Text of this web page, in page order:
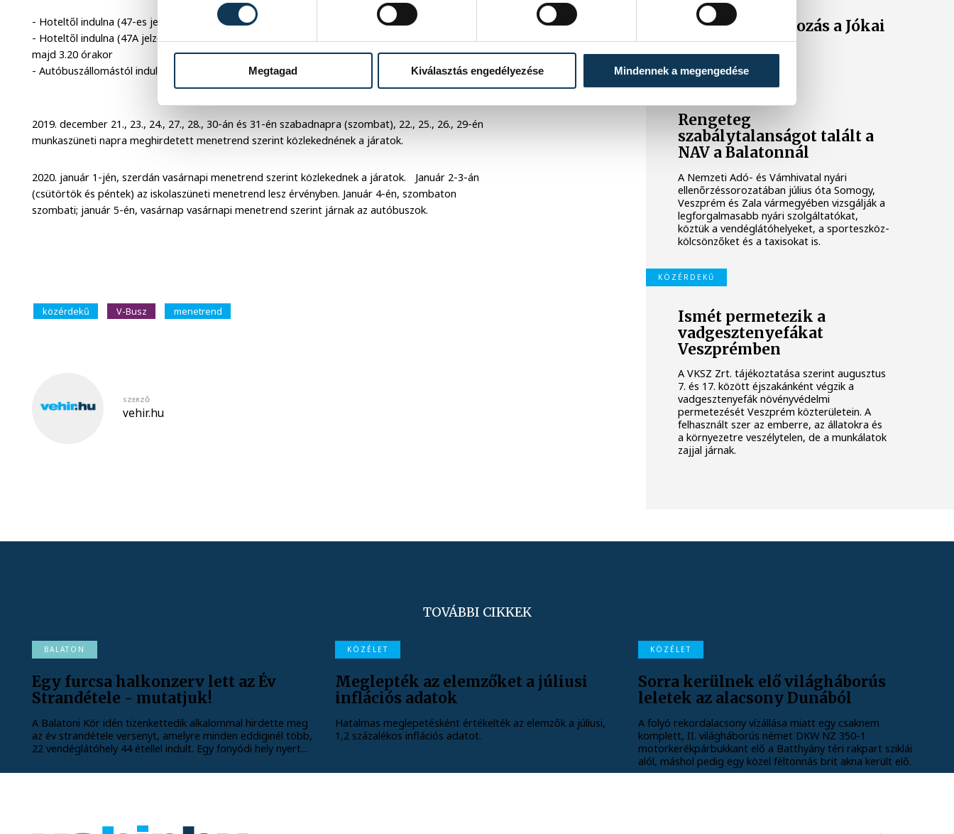
Megtagad Kiválasztás engedélyezése Mindennek a megengedése
- Hoteltől indulna (47-es jelzéssel): 22.01 és 3.50 órakor
- Hoteltől indulna (47A jelzéssel): 19.56, 20.26, 20.56, 21.26, 22.26 tovább 30 percenként 2.26 óráig,
majd 3.20 órakor
- Autóbuszállomástól indulna (23-as jelzéssel): 1.05, 2.35 órakor (Gyulafirátótról 1.30-kor)
2019. december 21., 23., 24., 27., 28., 30-án és 31-én szabadnapra (szombat), 22., 25., 26., 29-én
munkaszüneti napra meghirdetett menetrend szerint közlekednének a járatok.
2020. január 1-jén, szerdán vasárnapi menetrend szerint közlekednek a járatok. Január 2-3-án
(csütörtök és péntek) az iskolaszüneti menetrend lesz érvényben. Január 4-én, szombaton
szombati; január 5-én, vasárnap vasárnapi menetrend szerint járnak az autóbuszok.
közérdekű V-Busz menetrend
SZERZŐ
vehir.hu
Ideiglenes
forgalomkorlátozás a Jókai
utcában
Rengeteg
szabálytalanságot talált a
NAV a Balatonnál
A Nemzeti Adó- és Vámhivatal nyári
ellenőrzéssorozatában július óta Somogy,
Veszprém és Zala vármegyében vizsgálják a
legforgalmasabb nyári szolgáltatókat,
köztük a vendéglátóhelyeket, a sporteszköz-
kölcsönzőket és a taxisokat is.
KÖZÉRDEKŰ
Ismét permetezik a
vadgesztenyefákat
Veszprémben
A VKSZ Zrt. tájékoztatása szerint augusztus
7. és 17. között éjszakánként végzik a
vadgesztenyefák növényvédelmi
permetezését Veszprém közterületein. A
felhasznált szer az emberre, az állatokra és
a környezetre veszélytelen, de a munkálatok
zajjal járnak.
TOVÁBBI CIKKEK
BALATON
Egy furcsa halkonzerv lett az Év
Strandétele - mutatjuk!
A Balatoni Kör idén tizenkettedik alkalommal hirdette meg
az év strandétele versenyt, amelyre minden eddiginél több,
22 vendéglátóhely 44 étellel indult. Egy fonyódi hely nyert...
KÖZÉLET
Meglepték az elemzőket a júliusi
inflációs adatok
Hatalmas meglepetésként értékelték az elemzők a júliusi,
1,2 százalékos inflációs adatot.
KÖZÉLET
Sorra kerülnek elő világháborús
leletek az alacsony Dunából
A folyó rekordalacsony vízállása miatt egy csaknem
komplett, II. világháborús német DKW NZ 350-1
motorkerékpárbukkant elő a Batthyány téri rakpart sziklái
alól, máshol pedig egy közel féltonnás brit akna került elő.